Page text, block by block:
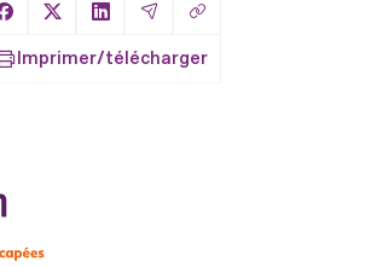
Partager sur Facebook
Partager sur X
Partager sur LinkedIn
Partager par Email
Copier le lien
Imprimer/télécharger